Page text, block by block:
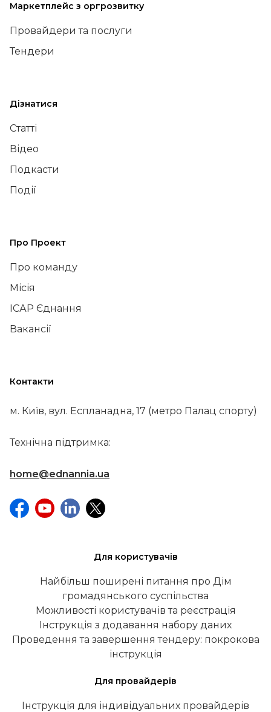
Маркетплейс з оргрозвитку
Провайдери та послуги
Тендери
Дізнатися
Статті
Відео
Подкасти
Події
Про Проект
Про команду
Місія
ІСАР Єднання
Вакансії
Контакти
м. Київ, вул. Еспланадна, 17 (метро Палац спорту)
Технічна підтримка:
home@ednannia.ua
Для користувачів
Найбільш поширені питання про Дім
громадянського суспільства
Можливості користувачів та реєстрація
Інструкція з додавання набору даних
Проведення та завершення тендеру: покрокова
інструкція
Для провайдерів
Інструкція для індивідуальних провайдерів